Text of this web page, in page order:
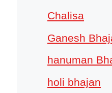
Chalisa
Ganesh
hanuman
holi bhajan